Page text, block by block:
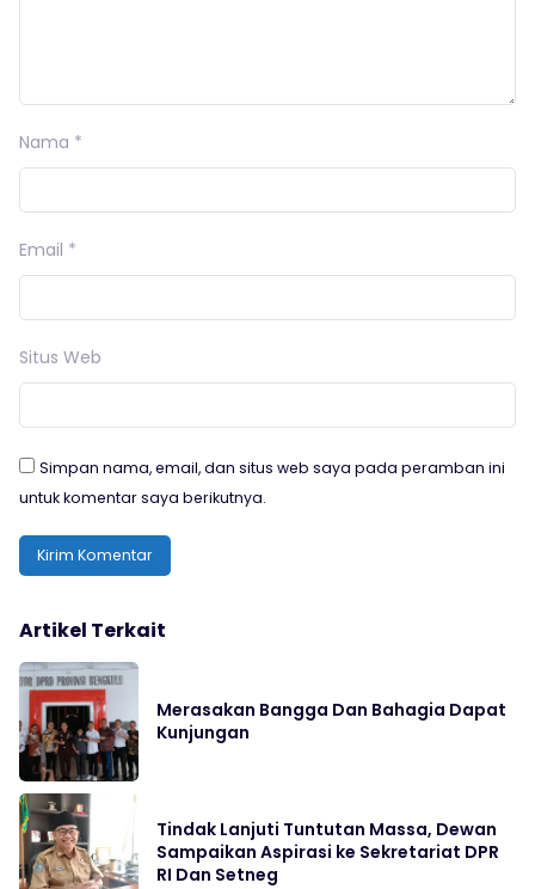
Nama *
Email *
Situs Web
Simpan nama, email, dan situs web saya pada peramban ini
untuk komentar saya berikutnya.
Artikel Terkait
Merasakan Bangga Dan Bahagia Dapat
Kunjungan
Tindak Lanjuti Tuntutan Massa, Dewan
Sampaikan Aspirasi ke Sekretariat DPR
RI Dan Setneg